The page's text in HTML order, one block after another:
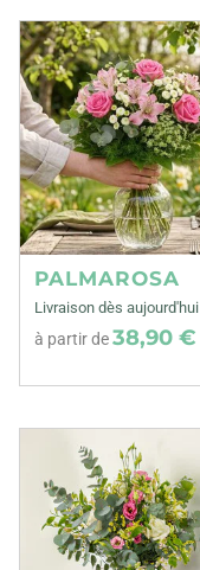
PALMAROSA
Livraison dès aujourd'hui
à partir de38,90 €